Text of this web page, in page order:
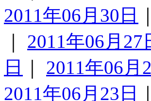
2011年06月30日
2011年06月27
日
2011年06月
2011年06月23日